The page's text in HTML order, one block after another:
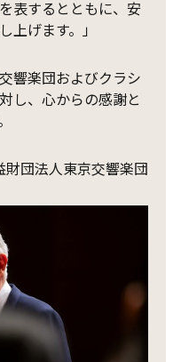
表するとともに、安
上げます。」
響楽団およびクラシ
し、心からの感謝と
財団法人東京交響楽団